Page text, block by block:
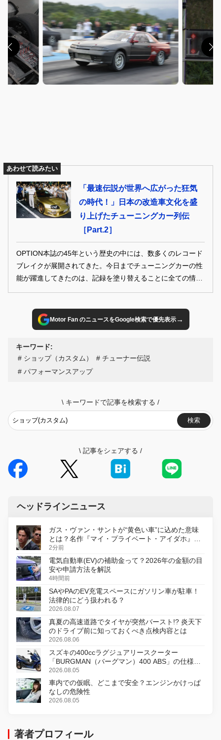
あわせて読みたい
「最速伝説が世界へ広がった狂気
の時代！」日本の改造車文化を盛
り上げたチューニングカー列伝
［Part.2］
OPTION本誌の45年という歴史の中には、数多くのレコード
ブレイクが展開されてきた。今日までチューニングカーの性
能が躍進してきたのは、記録を塗り替えることに全ての情熱
を注いだチューナーの魂があったからに他ならない。今回
ルであるチューナー達も戦意喪失してしまうほどのビッグレ
コードをピックアップしていこう。
Motor Fan のニュースをGoogle検索で優先表示→
キーワード:
ショップ（カスタム）
チューナー伝説
パフォーマンスアップ
\ キーワードで記事を検索する /
検索
\ 記事をシェアする /
ヘッドラインニュース
ガス・ヴァン・サントが“黄色い車”に込めた意味
とは？名作『マイ・プライベート・アイダホ』が
初のデジタルリマスター版で復活
2分前
電気自動車(EV)の補助金って？2026年の金額の目
安や申請方法を解説
4時間前
SAやPAのEV充電スペースにガソリン車が駐車！
法律的にどう扱われる？
2026.08.07
真夏の高速道路でタイヤが突然バースト!? 炎天下
のドライブ前に知っておくべき点検内容とは
2026.08.06
スズキの400ccラグジュアリースクーター
「BURGMAN（バーグマン）400 ABS」の仕様を
変更し、8月18日に発売
2026.08.05
車内での仮眠、どこまで安全？エンジンかけっぱ
なしの危険性
2026.08.05
著者プロフィール